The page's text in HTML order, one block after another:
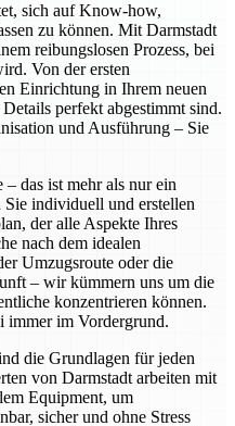
sich auf Know-how,
zu können. Mit Darmstadt
reibungslosen Prozess, bei
Von der ersten
Einrichtung in Ihrem neuen
perfekt abgestimmt sind.
und Ausführung – Sie
das ist mehr als nur ein
Sie individuell und erstellen
der alle Aspekte Ihres
nach dem idealen
Umzugsroute oder die
– wir kümmern uns um die
konzentrieren können.
immer im Vordergrund.
die Grundlagen für jeden
von Darmstadt arbeiten mit
Equipment, um
sicher und ohne Stress